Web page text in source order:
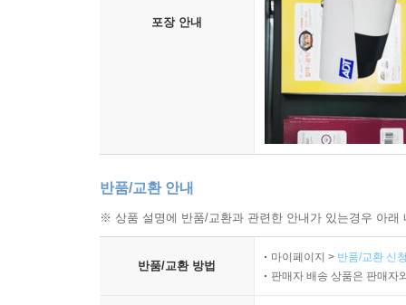
포장 안내
반품/교환 안내
※ 상품 설명에 반품/교환과 관련한 안내가 있는경우 아
반품/교환 방법
마이페이지 > 반품/교환 신
판매자 배송 상품은 판매자